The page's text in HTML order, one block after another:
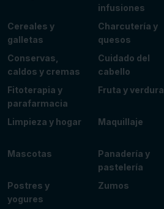
infusiones
Cereales y
galletas
Charcutería y
quesos
Conservas,
caldos y cremas
Cuidado del
cabello
Fitoterapia y
parafarmacia
Fruta y verdura
Limpieza y hogar
Maquillaje
Mascotas
Panadería y
pastelería
Postres y
yogures
Zumos